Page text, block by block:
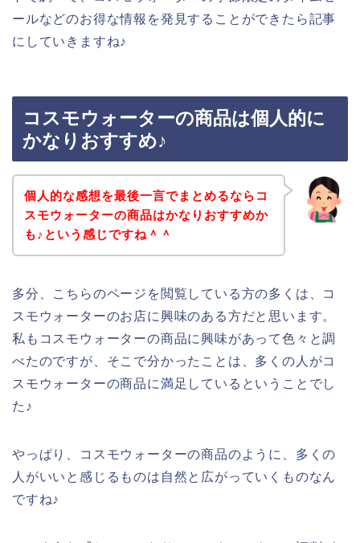
ールなどのお得な情報を発見することができたら記事
にしていきますね♪
コスモウォーターの商品は個人的に
かなりおすすめ♪
個人的な感想を最後一言でまとめるならコ
スモウォーターの商品はかなりおすすめか
も♪という感じですね＾＾
多分、こちらのページを閲覧している方の多くは、コ
スモウォーターのお店に興味のある方だと思います。
私もコスモウォーターの商品に興味があって色々と調
べたのですが、そこで分かったことは、多くの人がコ
スモウォーターの商品に満足しているということでし
た♪
やっぱり、コスモウォーターの商品のように、多くの
人がいいと感じるものは自然と広がっていくものなん
ですね♪